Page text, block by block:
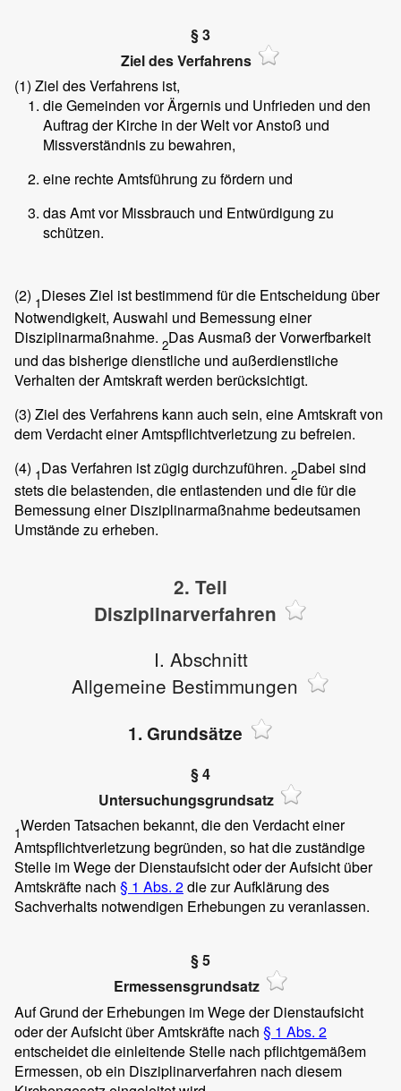
§ 3
Ziel des Verfahrens
(1) Ziel des Verfahrens ist,
die Gemeinden vor Ärgernis und Unfrieden und den
Auftrag der Kirche in der Welt vor Anstoß und
Missverständnis zu bewahren,
eine rechte Amtsführung zu fördern und
das Amt vor Missbrauch und Entwürdigung zu
schützen.
(2) 1Dieses Ziel ist bestimmend für die Entscheidung über
Notwendigkeit, Auswahl und Bemessung einer
Disziplinarmaßnahme. 2Das Ausmaß der Vorwerfbarkeit
und das bisherige dienstliche und außerdienstliche
Verhalten der Amtskraft werden berücksichtigt.
(3) Ziel des Verfahrens kann auch sein, eine Amtskraft von
dem Verdacht einer Amtspflichtverletzung zu befreien.
(4) 1Das Verfahren ist zügig durchzuführen. 2Dabei sind
stets die belastenden, die entlastenden und die für die
Bemessung einer Disziplinarmaßnahme bedeutsamen
Umstände zu erheben.
2. Teil
Disziplinarverfahren
I. Abschnitt
Allgemeine Bestimmungen
1. Grundsätze
§ 4
Untersuchungsgrundsatz
1Werden Tatsachen bekannt, die den Verdacht einer
Amtspflichtverletzung begründen, so hat die zuständige
Stelle im Wege der Dienstaufsicht oder der Aufsicht über
Amtskräfte nach § 1 Abs. 2die zur Aufklärung des
Sachverhalts notwendigen Erhebungen zu veranlassen.
§ 5
Ermessensgrundsatz
Auf Grund der Erhebungen im Wege der Dienstaufsicht
oder der Aufsicht über Amtskräfte nach § 1 Abs. 2
entscheidet die einleitende Stelle nach pflichtgemäßem
Ermessen, ob ein Disziplinarverfahren nach diesem